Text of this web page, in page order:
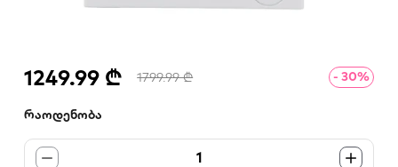
1249.99 ₾ 1799.99 ₾ - 30%
რაოდენობა
1